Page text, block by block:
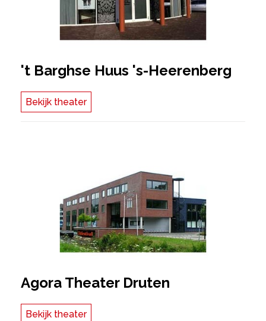
't Barghse Huus 's-Heerenberg
Bekijk theater
Agora Theater Druten
Bekijk theater